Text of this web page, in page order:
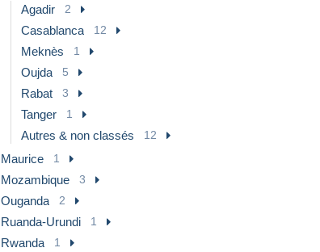
Agadir 2
Casablanca 12
Meknès 1
Oujda 5
Rabat 3
Tanger 1
Autres & non classés 12
Maurice 1
Mozambique 3
Ouganda 2
Ruanda-Urundi 1
Rwanda 1